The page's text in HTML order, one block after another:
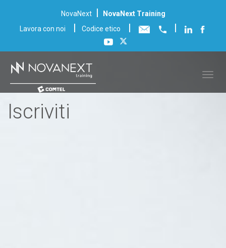
NovaNext |
NovaNext Training
Lavora con noi
| Codice etico | |
Iscriviti